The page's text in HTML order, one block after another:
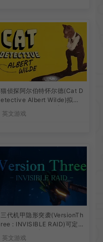
猫侦探阿尔伯特怀尔德(Cat D
etective Albert Wilde)拟人
化动物角色侦探游戏|下载
英文游戏
三代机甲隐形突袭(VersionTh
ree : INVISIBLE RAID)可定制
英文游戏